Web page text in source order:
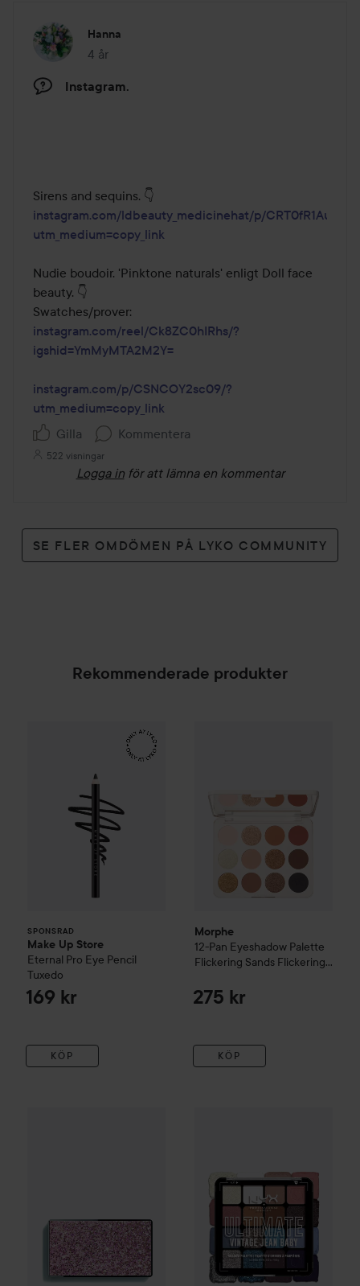
Hanna
4 år
Inlägget skapades 4 år
Instagram.
instagram.com/ldbeauty_medicinehat/p/CRT0fR1Auj-/?
utm_medium=copy_link
Nudie boudoir. 'Pinktone naturals' enligt Doll face
beauty. 👇
instagram.com/reel/Ck8ZC0hIRhs/?
igshid=YmMyMTA2M2Y=
instagram.com/p/CSNCOY2sc09/?
utm_medium=copy_link
Gilla
Kommentera
522 visningar
Logga in för att lämna en kommentar
SE FLER OMDÖMEN PÅ LYKO COMMUNITY
Rekommenderade produkter
SPONSRAD
Make Up Store
Eternal Pro Eye Pencil
Tuxedo
169 kr
KÖP
Make Up Store
Morphe
12-Pan Eyeshadow Palette
Flickering Sands Flickering
275 kr
KÖP